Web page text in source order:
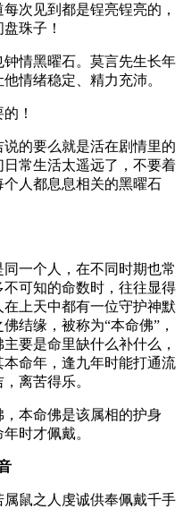
次见到都是锃亮锃亮的，
珠子！
情黑曜石。莫言先生长年
情绪稳定、精力充沛。
！
的要么就是活在剧情里的
常生活太遥远了，不要着
人都息息相关的黑曜石
一个人，在不同时期也常
可知的命数时，往往显得
上天中都有一位守护神默
结缘，被称为“本命佛”，
要是命里缺什么补什么，
命年，逢九年时能打通流
离苦得乐。
本命佛是该属相的护身
时才佩戴。
鼠之人虔诚供奉佩戴千手